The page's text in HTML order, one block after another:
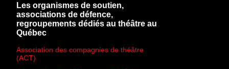
Les organismes de soutien,
associations de défence,
regroupements dédiés au théâtre au
Québec
Association des compagnies de théâtre
(ACT)